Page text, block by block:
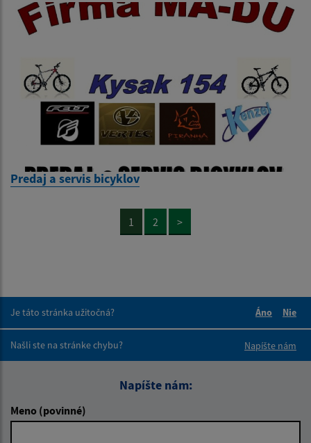
Predaj a servis bicyklov
1 2 >
Je táto stránka užitočná?
Áno
Nie
Našli ste na stránke chybu?
Napíšte nám
Napíšte nám:
Meno (povinné)